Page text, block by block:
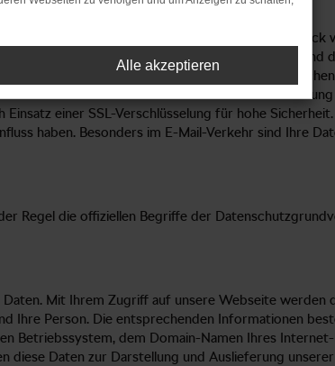
wie, in welchem Umfang sowie zu welchem
des Bundesdatenschutzgesetzes (BDSG) und
streng innerhalb der Grenzen, die die
Daten nur mit Ihrer ausdrücklichen
einer SSL-Verschlüsselung für hohe
haben. Besonders im E-Mail-Verkehr sind Ihre
Regel die offiziellen Begriffe der
Mit Ihrem Zugriff auf unsere Webseite werden
Ihre Person. Die entsprechenden Informationen
Betriebssystem, dem Domain-Namen Ihres
diese Daten zur Darstellung und Auslieferung
Alle akzeptieren